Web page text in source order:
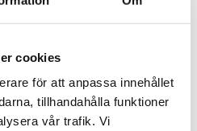
cookies
för att anpassa innehållet
tillhandahålla funktioner
vår trafik. Vi
alla produkter uppfyller
där medarbetare
idéer för produktutveckling